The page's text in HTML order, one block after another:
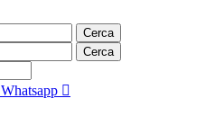
Cerca
Cerca
Whatsapp